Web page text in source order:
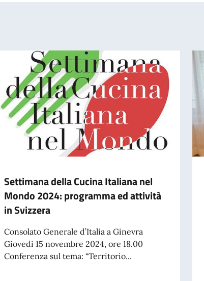
Settimana della Cucina Italiana nel
Mondo 2024: programma ed attività
in Svizzera
Consolato Generale d’Italia a Ginevra
Giovedi 15 novembre 2024, ore 18.00
Conferenza sul tema: “Territorio...